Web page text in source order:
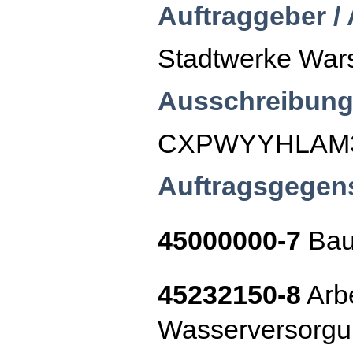
Auftraggeber /
Stadtwerke
45000000-7
45232150-8